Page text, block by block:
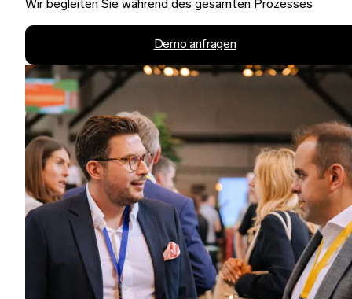
Wir begleiten Sie während des gesamten Prozesses
Demo anfragen